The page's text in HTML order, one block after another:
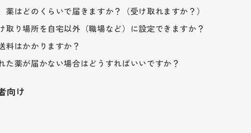
薬はどのくらいで届きますか？（受け取れますか？）
取り場所を自宅以外（職場など）に設定できますか？
料はかかりますか？
た薬が届かない場合はどうすればいいですか？
向け